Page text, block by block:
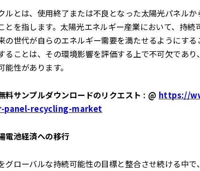
ルとは、使用終了または不良となった太陽光パネル
とを指します。太陽光エネルギー産業において、持
の世代が自らのエネルギー需要を満たせるようにす
ることは、その環境影響を評価する上で不可欠であ
性があります。
料サンプルダウンロードのリクエスト : @ https://
panel-recycling-market
電池経済への移行
グローバルな持続可能性の目標と整合させ続ける中